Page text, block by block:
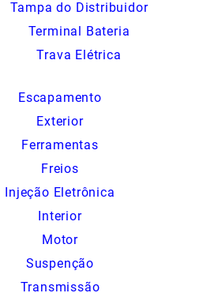
Tampa do Distribuidor
Terminal Bateria
Trava Elétrica
Escapamento
Exterior
Ferramentas
Freios
Injeção Eletrônica
Interior
Motor
Suspenção
Transmissão